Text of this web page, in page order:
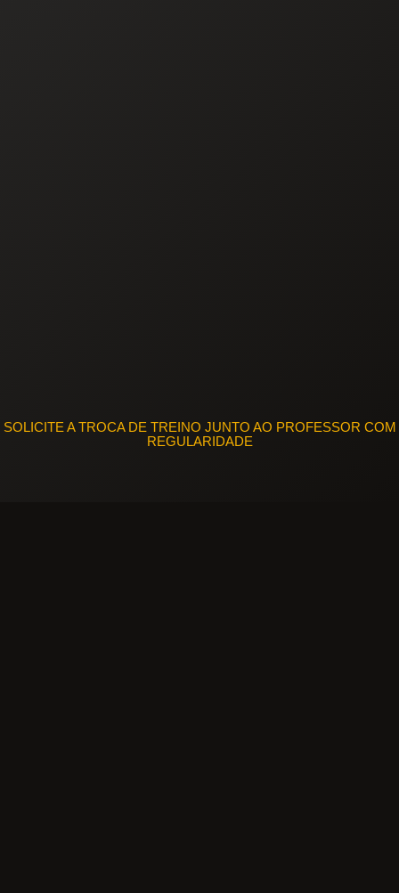
SOLICITE A TROCA DE TREINO JUNTO AO PROFESSOR COM
REGULARIDADE